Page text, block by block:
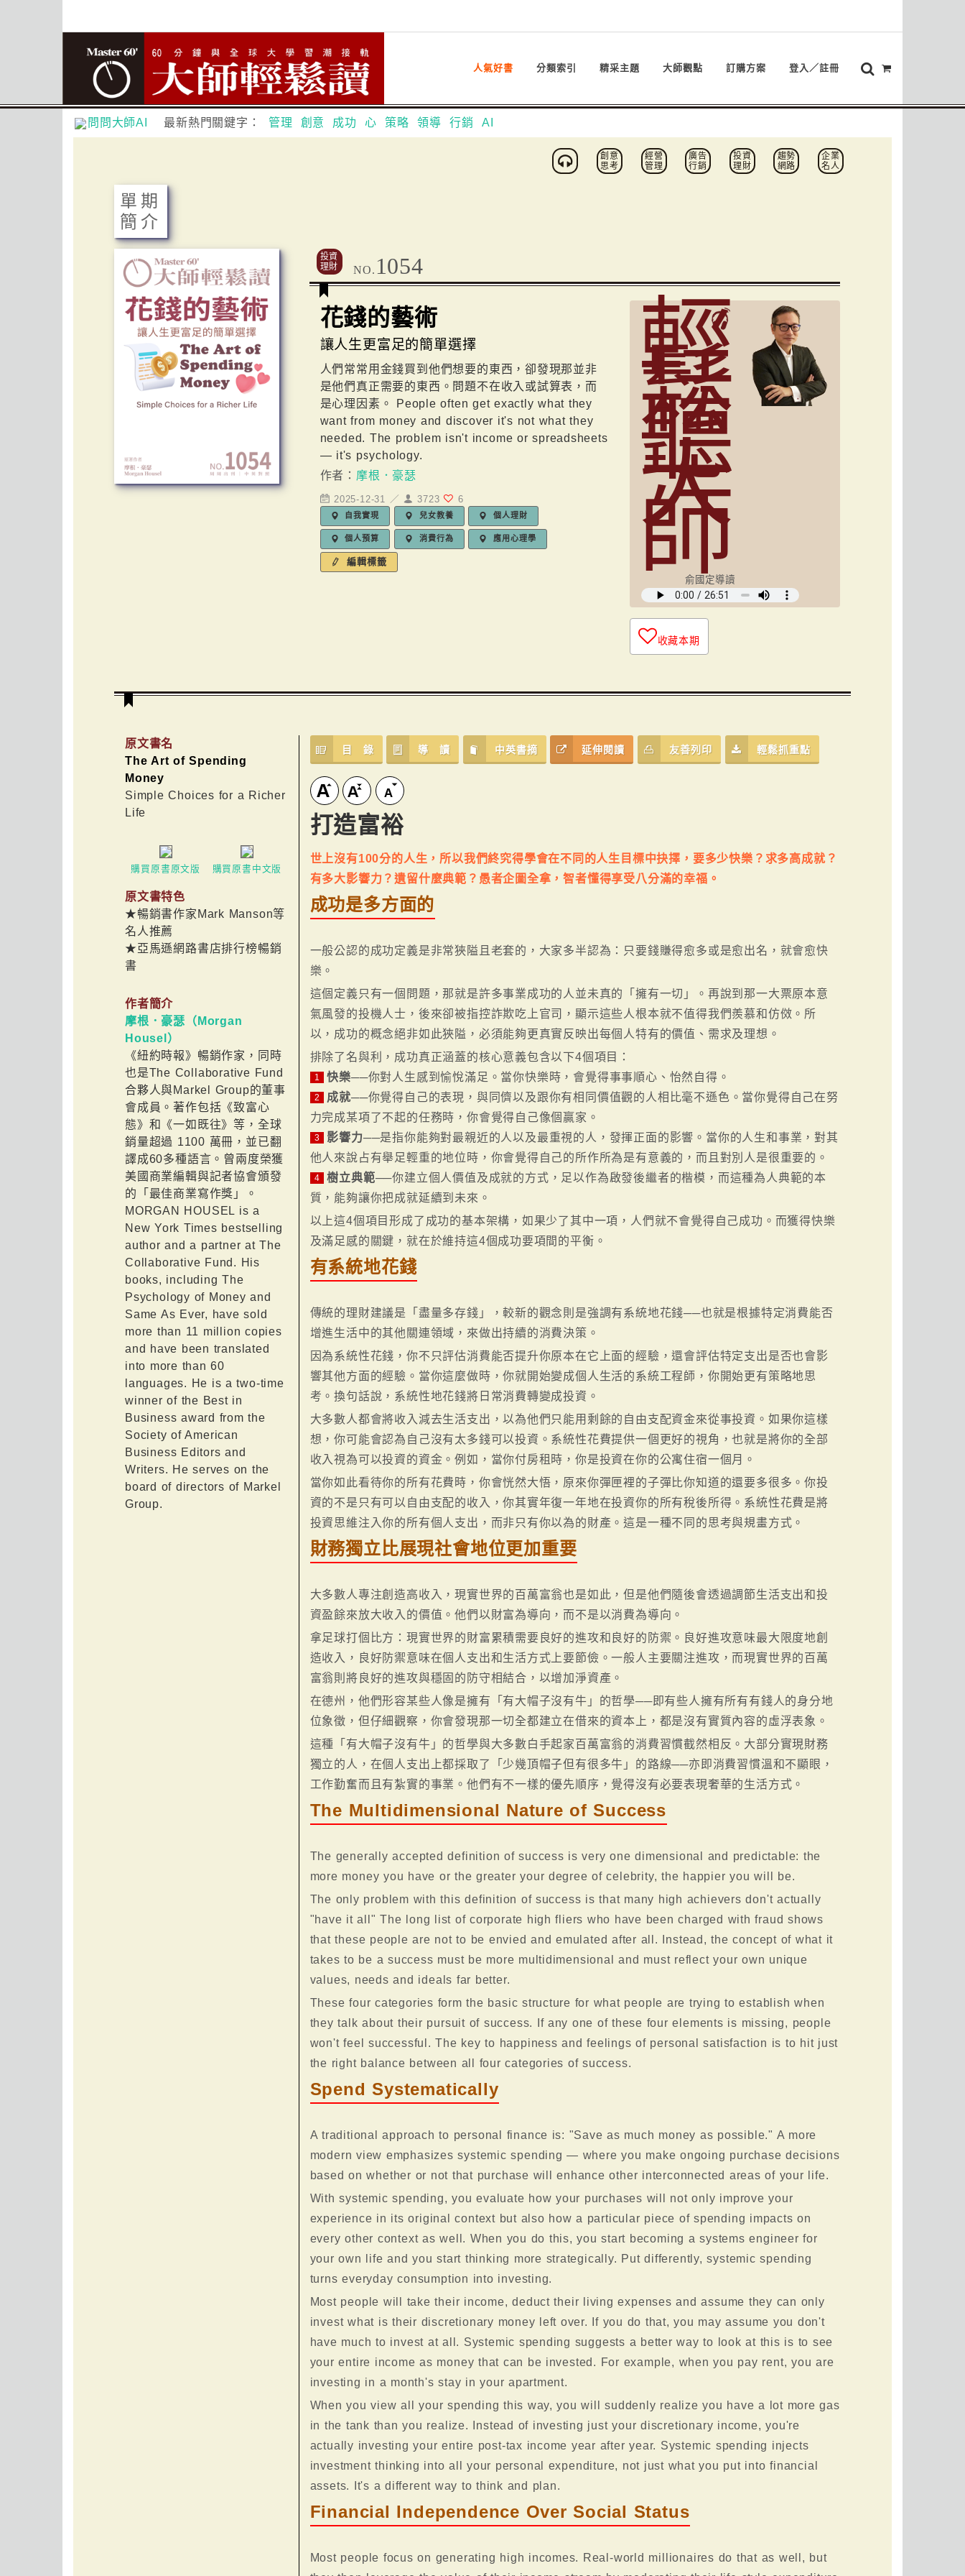
人氣好書 分類索引 精采主題 大師觀點 訂購方案 登入／註冊
問問大師AI 最新熱門關鍵字： 管理 創意 成功 心 策略 領導 行銷 AI
創意
思考
經營
管理
廣告
行銷
投資
理財
趨勢
網路
企業
名人
單期
簡介
投資
理財
NO. 1054
花錢的藝術
讓人生更富足的簡單選擇
人們常常用金錢買到他們想要的東西，卻發現那並非
是他們真正需要的東西。問題不在收入或試算表，而
是心理因素。 People often get exactly what they
want from money and discover it's not what they
needed. The problem isn't income or spreadsheets
— it's psychology.
作者： 摩根．豪瑟
2025-12-31 ／ 3723 6
自我實現 兒女教養 個人理財
個人預算 消費行為 應用心理學
編輯標籤
輕
鬆
聽
大
師
俞國定導讀
收藏本期
原文書名
The Art of Spending
Money
Simple Choices for a Richer
Life
購買原書原文版 購買原書中文版
原文書特色
★暢銷書作家Mark Manson等
名人推薦
★亞馬遜網路書店排行榜暢銷
書
作者簡介
摩根．豪瑟（Morgan
Housel）
《紐約時報》暢銷作家，同時
也是The Collaborative Fund
合夥人與Markel Group的董事
會成員。著作包括《致富心
態》和《一如既往》等，全球
銷量超過 1100 萬冊，並已翻
譯成60多種語言。曾兩度榮獲
美國商業編輯與記者協會頒發
的「最佳商業寫作獎」。
MORGAN HOUSEL is a
New York Times bestselling
author and a partner at The
Collaborative Fund. His
books, including The
Psychology of Money and
Same As Ever, have sold
more than 11 million copies
and have been translated
into more than 60
languages. He is a two-time
winner of the Best in
Business award from the
Society of American
Business Editors and
Writers. He serves on the
board of directors of Markel
Group.
目 錄 導 讀 中英書摘 延伸閱讀 友善列印 輕鬆抓重點
打造富裕
世上沒有100分的人生，所以我們終究得學會在不同的人生目標中抉擇，要多少快樂？求多高成就？
有多大影響力？遺留什麼典範？愚者企圖全拿，智者懂得享受八分滿的幸福。
成功是多方面的
一般公認的成功定義是非常狹隘且老套的，大家多半認為：只要錢賺得愈多或是愈出名，就會愈快
樂。
這個定義只有一個問題，那就是許多事業成功的人並未真的「擁有一切」。再說到那一大票原本意
氣風發的投機人士，後來卻被指控詐欺吃上官司，顯示這些人根本就不值得我們羨慕和仿傚。所
以，成功的概念絕非如此狹隘，必須能夠更真實反映出每個人特有的價值、需求及理想。
排除了名與利，成功真正涵蓋的核心意義包含以下4個項目：
1 快樂──你對人生感到愉悅滿足。當你快樂時，會覺得事事順心、怡然自得。
2 成就──你覺得自己的表現，與同儕以及跟你有相同價值觀的人相比毫不遜色。當你覺得自己在努
力完成某項了不起的任務時，你會覺得自己像個贏家。
3 影響力──是指你能夠對最親近的人以及最重視的人，發揮正面的影響。當你的人生和事業，對其
他人來說占有舉足輕重的地位時，你會覺得自己的所作所為是有意義的，而且對別人是很重要的。
4 樹立典範──你建立個人價值及成就的方式，足以作為啟發後繼者的楷模，而這種為人典範的本
質，能夠讓你把成就延續到未來。
以上這4個項目形成了成功的基本架構，如果少了其中一項，人們就不會覺得自己成功。而獲得快樂
及滿足感的關鍵，就在於維持這4個成功要項間的平衡。
有系統地花錢
傳統的理財建議是「盡量多存錢」，較新的觀念則是強調有系統地花錢──也就是根據特定消費能否
增進生活中的其他關連領域，來做出持續的消費決策。
因為系統性花錢，你不只評估消費能否提升你原本在它上面的經驗，還會評估特定支出是否也會影
響其他方面的經驗。當你這麼做時，你就開始變成個人生活的系統工程師，你開始更有策略地思
考。換句話說，系統性地花錢將日常消費轉變成投資。
大多數人都會將收入減去生活支出，以為他們只能用剩餘的自由支配資金來從事投資。如果你這樣
想，你可能會認為自己沒有太多錢可以投資。系統性花費提供一個更好的視角，也就是將你的全部
收入視為可以投資的資金。例如，當你付房租時，你是投資在你的公寓住宿一個月。
當你如此看待你的所有花費時，你會恍然大悟，原來你彈匣裡的子彈比你知道的還要多很多。你投
資的不是只有可以自由支配的收入，你其實年復一年地在投資你的所有稅後所得。系統性花費是將
投資思維注入你的所有個人支出，而非只有你以為的財產。這是一種不同的思考與規畫方式。
財務獨立比展現社會地位更加重要
大多數人專注創造高收入，現實世界的百萬富翁也是如此，但是他們隨後會透過調節生活支出和投
資盈餘來放大收入的價值。他們以財富為導向，而不是以消費為導向。
拿足球打個比方：現實世界的財富累積需要良好的進攻和良好的防禦。良好進攻意味最大限度地創
造收入，良好防禦意味在個人支出和生活方式上要節儉。一般人主要關注進攻，而現實世界的百萬
富翁則將良好的進攻與穩固的防守相結合，以增加淨資產。
在德州，他們形容某些人像是擁有「有大帽子沒有牛」的哲學──即有些人擁有所有有錢人的身分地
位象徵，但仔細觀察，你會發現那一切全都建立在借來的資本上，都是沒有實質內容的虛浮表象。
這種「有大帽子沒有牛」的哲學與大多數白手起家百萬富翁的消費習慣截然相反。大部分實現財務
獨立的人，在個人支出上都採取了「少幾頂帽子但有很多牛」的路線──亦即消費習慣溫和不顯眼，
工作勤奮而且有紮實的事業。他們有不一樣的優先順序，覺得沒有必要表現奢華的生活方式。
The Multidimensional Nature of Success
The generally accepted definition of success is very one dimensional and predictable: the
more money you have or the greater your degree of celebrity, the happier you will be.
The only problem with this definition of success is that many high achievers don't actually
"have it all" The long list of corporate high fliers who have been charged with fraud shows
that these people are not to be envied and emulated after all. Instead, the concept of what it
takes to be a success must be more multidimensional and must reflect your own unique
values, needs and ideals far better.
These four categories form the basic structure for what people are trying to establish when
they talk about their pursuit of success. If any one of these four elements is missing, people
won't feel successful. The key to happiness and feelings of personal satisfaction is to hit just
the right balance between all four categories of success.
Spend Systematically
A traditional approach to personal finance is: "Save as much money as possible." A more
modern view emphasizes systemic spending — where you make ongoing purchase decisions
based on whether or not that purchase will enhance other interconnected areas of your life.
With systemic spending, you evaluate how your purchases will not only improve your
experience in its original context but also how a particular piece of spending impacts on
every other context as well. When you do this, you start becoming a systems engineer for
your own life and you start thinking more strategically. Put differently, systemic spending
turns everyday consumption into investing.
Most people will take their income, deduct their living expenses and assume they can only
invest what is their discretionary money left over. If you do that, you may assume you don't
have much to invest at all. Systemic spending suggests a better way to look at this is to see
your entire income as money that can be invested. For example, when you pay rent, you are
investing in a month's stay in your apartment.
When you view all your spending this way, you will suddenly realize you have a lot more gas
in the tank than you realize. Instead of investing just your discretionary income, you're
actually investing your entire post-tax income year after year. Systemic spending injects
investment thinking into all your personal expenditure, not just what you put into financial
assets. It's a different way to think and plan.
Financial Independence Over Social Status
Most people focus on generating high incomes. Real-world millionaires do that as well, but